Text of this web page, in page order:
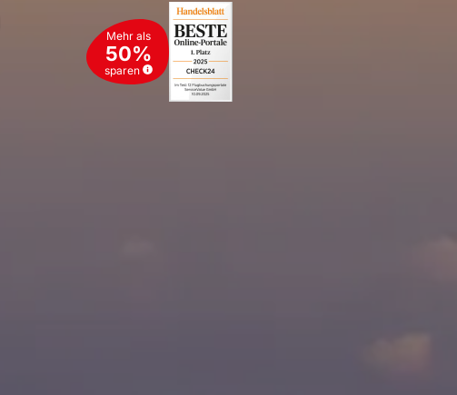
Mehr als
50%
sparen